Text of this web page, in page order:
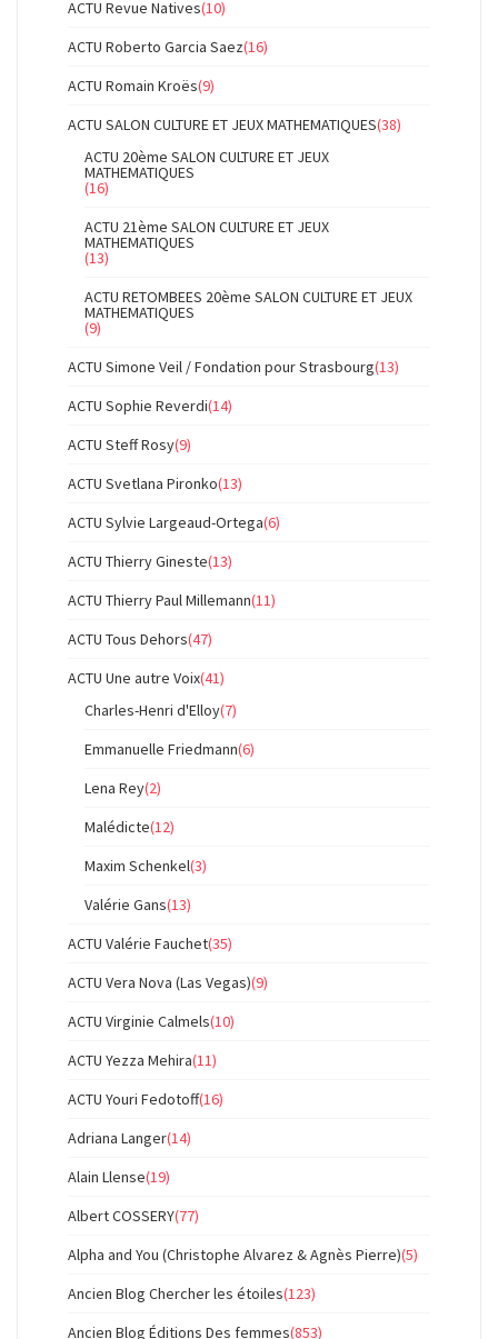
ACTU Revue Natives(10)
ACTU Roberto Garcia Saez(16)
ACTU Romain Kroës(9)
ACTU SALON CULTURE ET JEUX MATHEMATIQUES(38)
ACTU 20ème SALON CULTURE ET JEUX
MATHEMATIQUES
(16)
ACTU 21ème SALON CULTURE ET JEUX
MATHEMATIQUES
(13)
ACTU RETOMBEES 20ème SALON CULTURE ET JEUX
MATHEMATIQUES
(9)
ACTU Simone Veil / Fondation pour Strasbourg(13)
ACTU Sophie Reverdi(14)
ACTU Steff Rosy(9)
ACTU Svetlana Pironko(13)
ACTU Sylvie Largeaud-Ortega(6)
ACTU Thierry Gineste(13)
ACTU Thierry Paul Millemann(11)
ACTU Tous Dehors(47)
ACTU Une autre Voix(41)
Charles-Henri d'Elloy(7)
Emmanuelle Friedmann(6)
Lena Rey(2)
Malédicte(12)
Maxim Schenkel(3)
Valérie Gans(13)
ACTU Valérie Fauchet(35)
ACTU Vera Nova (Las Vegas)(9)
ACTU Virginie Calmels(10)
ACTU Yezza Mehira(11)
ACTU Youri Fedotoff(16)
Adriana Langer(14)
Alain Llense(19)
Albert COSSERY(77)
Alpha and You (Christophe Alvarez & Agnès Pierre)(5)
Ancien Blog Chercher les étoiles(123)
Ancien Blog Éditions Des femmes(853)